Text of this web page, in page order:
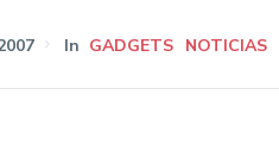
In GADGETS NOTICIAS